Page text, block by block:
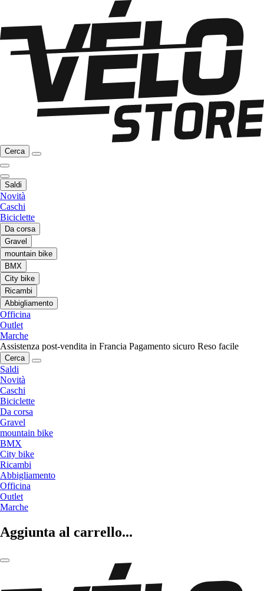
Cerca
Saldi
Novità
Caschi
Biciclette
Da corsa
Gravel
mountain bike
BMX
City bike
Ricambi
Abbigliamento
Officina
Outlet
Marche
Assistenza post-vendita in Francia Pagamento sicuro Reso facile
Cerca
Saldi
Novità
Caschi
Biciclette
Da corsa
Gravel
mountain bike
BMX
City bike
Ricambi
Abbigliamento
Officina
Outlet
Marche
Aggiunta al carrello...